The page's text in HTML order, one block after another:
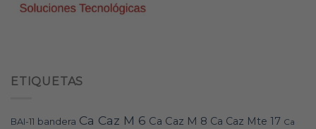
ETIQUETAS
BAI-11 bandera Ca Caz M 6 Ca Caz M 8 Ca Caz Mte 17 Ca